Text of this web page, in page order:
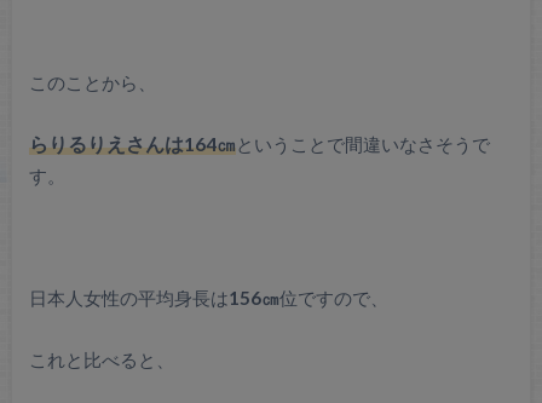
このことから、
らりるりえさんは164㎝ということで間違いなさそうで
す。
日本人女性の平均身長は156㎝位ですので、
これと比べると、